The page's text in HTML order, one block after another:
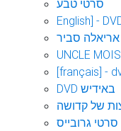
סרטי טבע
English] -
אריאלה סביר
UNCLE
[français] -
DVD באידיש
של קדושה
סרטי גרובייס